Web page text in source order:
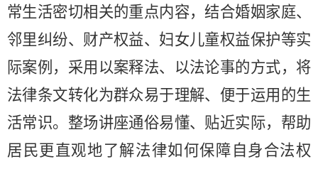
常生活密切相关的重点内容，结合婚姻家庭、
邻里纠纷、财产权益、妇女儿童权益保护等实
际案例，采用以案释法、以法论事的方式，将
法律条文转化为群众易于理解、便于运用的生
活常识。整场讲座通俗易懂、贴近实际，帮助
居民更直观地了解法律如何保障自身合法权